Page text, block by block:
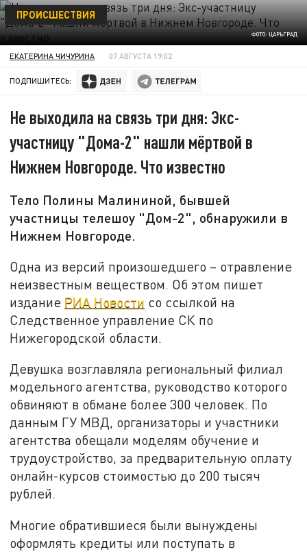
ФОТО: ЦАРЬГРАД
ПРОИСШЕСТВИЯ
ЕКАТЕРИНА ЧИЧУРИНА 07 АВГУСТА 19:02
ПОДПИШИТЕСЬ:
Не выходила на связь три дня: Экс-
участницу "Дома-2" нашли мёртвой в
Нижнем Новгороде. Что известно
Тело Полины Малининой, бывшей
участницы телешоу "Дом-2", обнаружили в
Нижнем Новгороде.
Одна из версий произошедшего – отравление
неизвестным веществом. Об этом пишет
издание РИА Новости со ссылкой на
Следственное управление СК по
Нижегородской области.
Девушка возглавляла региональный филиал
модельного агентства, руководство которого
обвиняют в обмане более 300 человек. По
данным ГУ МВД, организаторы и участники
агентства обещали моделям обучение и
трудоустройство, за предварительную оплату
онлайн-курсов стоимостью до 200 тысяч
рублей.
Многие обратившиеся были вынуждены
оформлять кредиты или поступать в